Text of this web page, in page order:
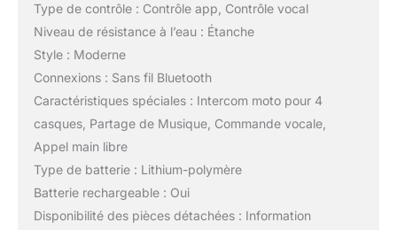
Type de contrôle : Contrôle app, Contrôle vocal
Niveau de résistance à l’eau : Étanche
Style : Moderne
Connexions : Sans fil Bluetooth
Caractéristiques spéciales : Intercom moto pour 4
casques, Partage de Musique, Commande vocale,
Appel main libre
Type de batterie : Lithium-polymère
Batterie rechargeable : Oui
Disponibilité des pièces détachées : Information